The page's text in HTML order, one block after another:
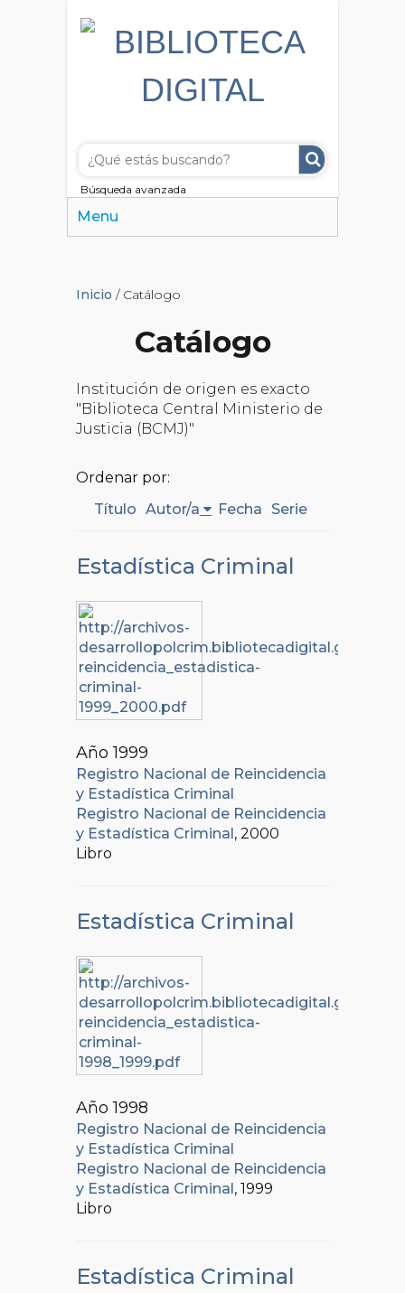
Búsqueda avanzada
Menu
Inicio / Catálogo
Catálogo
Institución de origen es exacto
"Biblioteca Central Ministerio de
Justicia (BCMJ)"
Ordenar por:
Título Autor/a Fecha Serie
Estadística Criminal
Año 1999
Registro Nacional de Reincidencia
y Estadística Criminal
Registro Nacional de Reincidencia
y Estadística Criminal , 2000
Libro
Estadística Criminal
Año 1998
Registro Nacional de Reincidencia
y Estadística Criminal
Registro Nacional de Reincidencia
y Estadística Criminal , 1999
Libro
Estadística Criminal